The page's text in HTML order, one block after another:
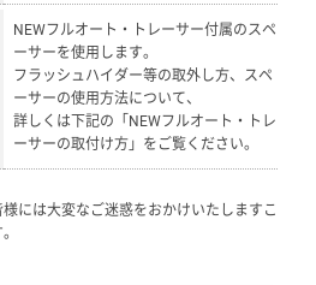
NEWフルオート・トレーサー付属のスペ
ーサーを使用します。
フラッシュハイダー等の取外し方、スペ
ーサーの使用方法について、
詳しくは下記の「NEWフルオート・トレ
ーサーの取付け方」をご覧ください。
には大変なご迷惑をおかけいたしますこ